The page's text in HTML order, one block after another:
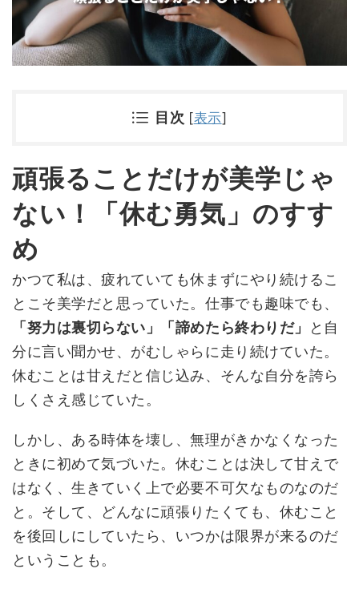
目次 [表示]
頑張ることだけが美学じゃ
ない！「休む勇気」のすす
め
かつて私は、疲れていても休まずにやり続けるこ
とこそ美学だと思っていた。仕事でも趣味でも、
「努力は裏切らない」「諦めたら終わりだ」
と自
分に言い聞かせ、がむしゃらに走り続けていた。
休むことは甘えだと信じ込み、そんな自分を誇ら
しくさえ感じていた。
しかし、ある時体を壊し、無理がきかなくなった
ときに初めて気づいた。休むことは決して甘えで
はなく、生きていく上で必要不可欠なものなのだ
と。そして、どんなに頑張りたくても、休むこと
を後回しにしていたら、いつかは限界が来るのだ
ということも。